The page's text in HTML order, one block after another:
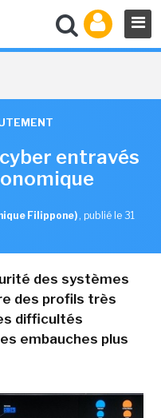
entravés
Filippone) , publié le 31
des systèmes
des profils très
difficultés
embauches plus